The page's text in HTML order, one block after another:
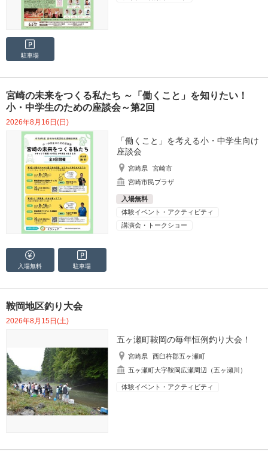
駐車場
宮崎の未来をつくる私たち ～「働くこと」を知りたい！
小・中学生のための座談会～第2回
2026年8月16日(日)
「働くこと」を考える小・中学生向け
座談会
宮崎県
宮崎市
宮崎市民プラザ
入場無料
体験イベント・アクティビティ
講演会・トークショー
入場無料 駐車場
鞍岡地区釣り大会
2026年8月15日(土)
五ヶ瀬町鞍岡の毎年恒例釣り大会！
宮崎県
西臼杵郡五ヶ瀬町
五ヶ瀬町大字鞍岡広瀬周辺（五ヶ瀬川）
体験イベント・アクティビティ